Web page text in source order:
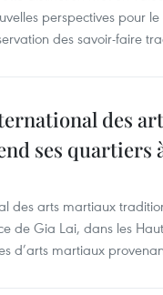
perspectives pour
des savoir-faire
des
ses quartiers
des arts martiaux
de Gia Lai, dans les
d’arts martiaux